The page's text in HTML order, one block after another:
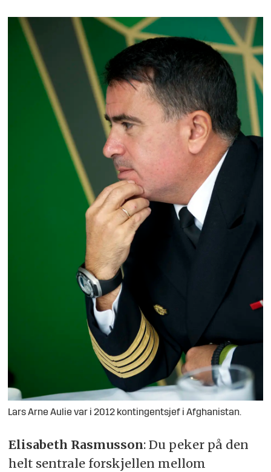
Lars Arne Aulie var i 2012 kontingentsjef i Afghanistan.
Elisabeth Rasmusson: Du peker på den
helt sentrale forskjellen mellom